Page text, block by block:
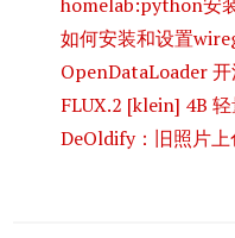
如何安装和设置
OpenDataLoader
FLUX.2 [klein] 4B
DeOldify：旧照片